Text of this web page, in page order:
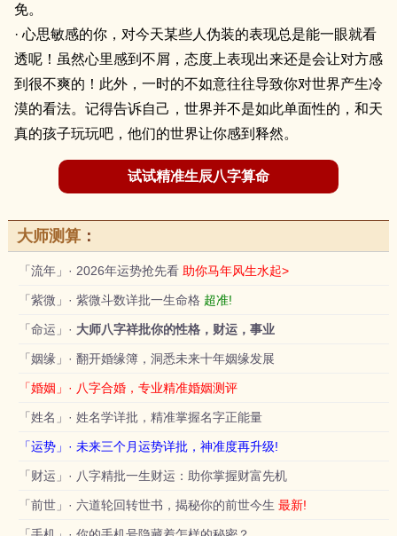
免。
· 心思敏感的你，对今天某些人伪装的表现总是能一眼就看
透呢！虽然心里感到不屑，态度上表现出来还是会让对方感
到很不爽的！此外，一时的不如意往往导致你对世界产生冷
漠的看法。记得告诉自己，世界并不是如此单面性的，和天
真的孩子玩玩吧，他们的世界让你感到释然。
试试精准生辰八字算命
大师测算：
「流年」· 2026年运势抢先看 助你马年风生水起>
「紫微」· 紫微斗数详批一生命格 超准!
「命运」· 大师八字祥批你的性格，财运，事业
「姻缘」· 翻开婚缘簿，洞悉未来十年姻缘发展
「婚姻」· 八字合婚，专业精准婚姻测评
「姓名」· 姓名学详批，精准掌握名字正能量
「运势」· 未来三个月运势详批，神准度再升级!
「财运」· 八字精批一生财运：助你掌握财富先机
「前世」· 六道轮回转世书，揭秘你的前世今生 最新!